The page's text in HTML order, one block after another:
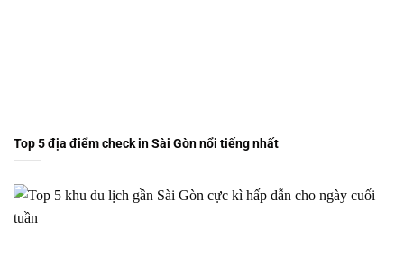
Top 5 địa điểm check in Sài Gòn nổi tiếng nhất